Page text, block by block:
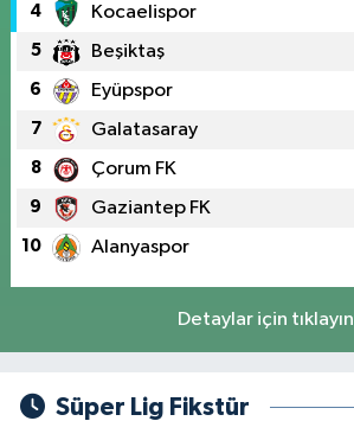
4 Kocaelispor
5 Beşiktaş
6 Eyüpspor
7 Galatasaray
8 Çorum FK
9 Gaziantep FK
10 Alanyaspor
Detaylar için tıklayın
Süper Lig Fikstür